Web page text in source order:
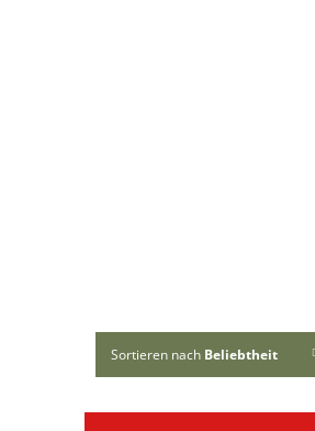
Sortieren nach Beliebtheit